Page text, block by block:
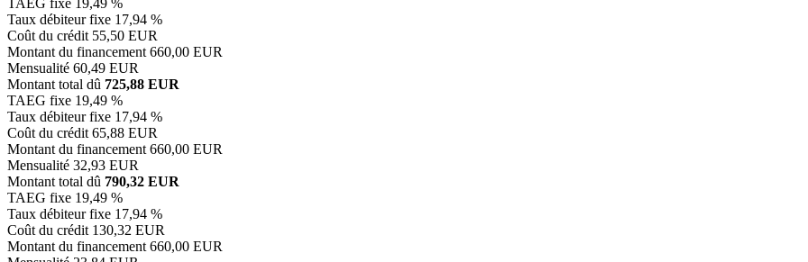
TAEG fixe 19,49 %
Taux débiteur fixe 17,94 %
Coût du crédit 55,50 EUR
Montant du financement 660,00 EUR
Mensualité 60,49 EUR
Montant total dû 725,88 EUR
TAEG fixe 19,49 %
Taux débiteur fixe 17,94 %
Coût du crédit 65,88 EUR
Montant du financement 660,00 EUR
Mensualité 32,93 EUR
Montant total dû 790,32 EUR
TAEG fixe 19,49 %
Taux débiteur fixe 17,94 %
Coût du crédit 130,32 EUR
Montant du financement 660,00 EUR